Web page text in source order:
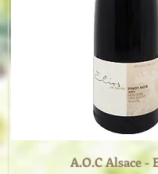
A.O.C Alsace -